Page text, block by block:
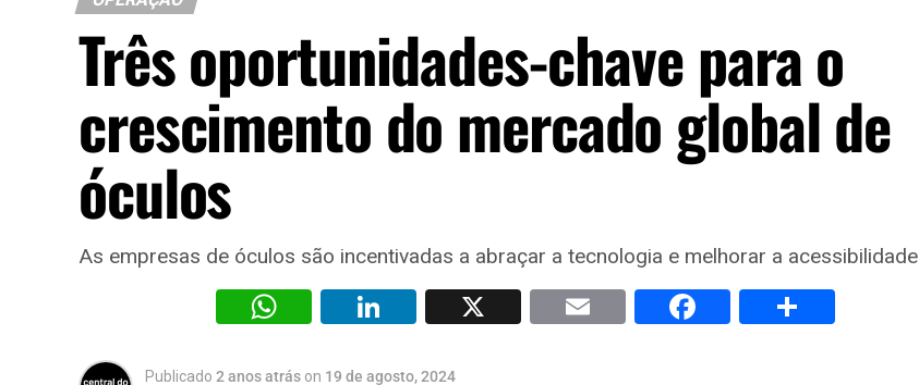
Três oportunidades-chave para o
crescimento do mercado global de
óculos
As empresas de óculos são incentivadas a abraçar a tecnologia e melhorar a acessibilidade
WhatsAppLinkedIn
X Email Facebook
Publicado 2 anos atrás on 19 de agosto, 2024